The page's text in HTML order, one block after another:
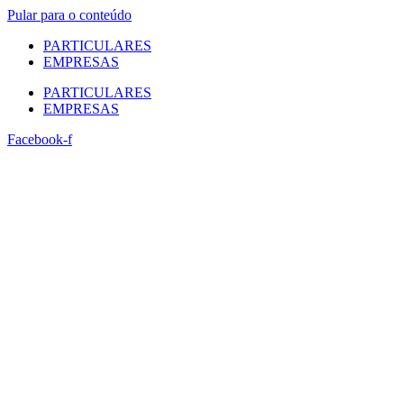
Pular para o conteúdo
PARTICULARES
EMPRESAS
PARTICULARES
EMPRESAS
Facebook-f